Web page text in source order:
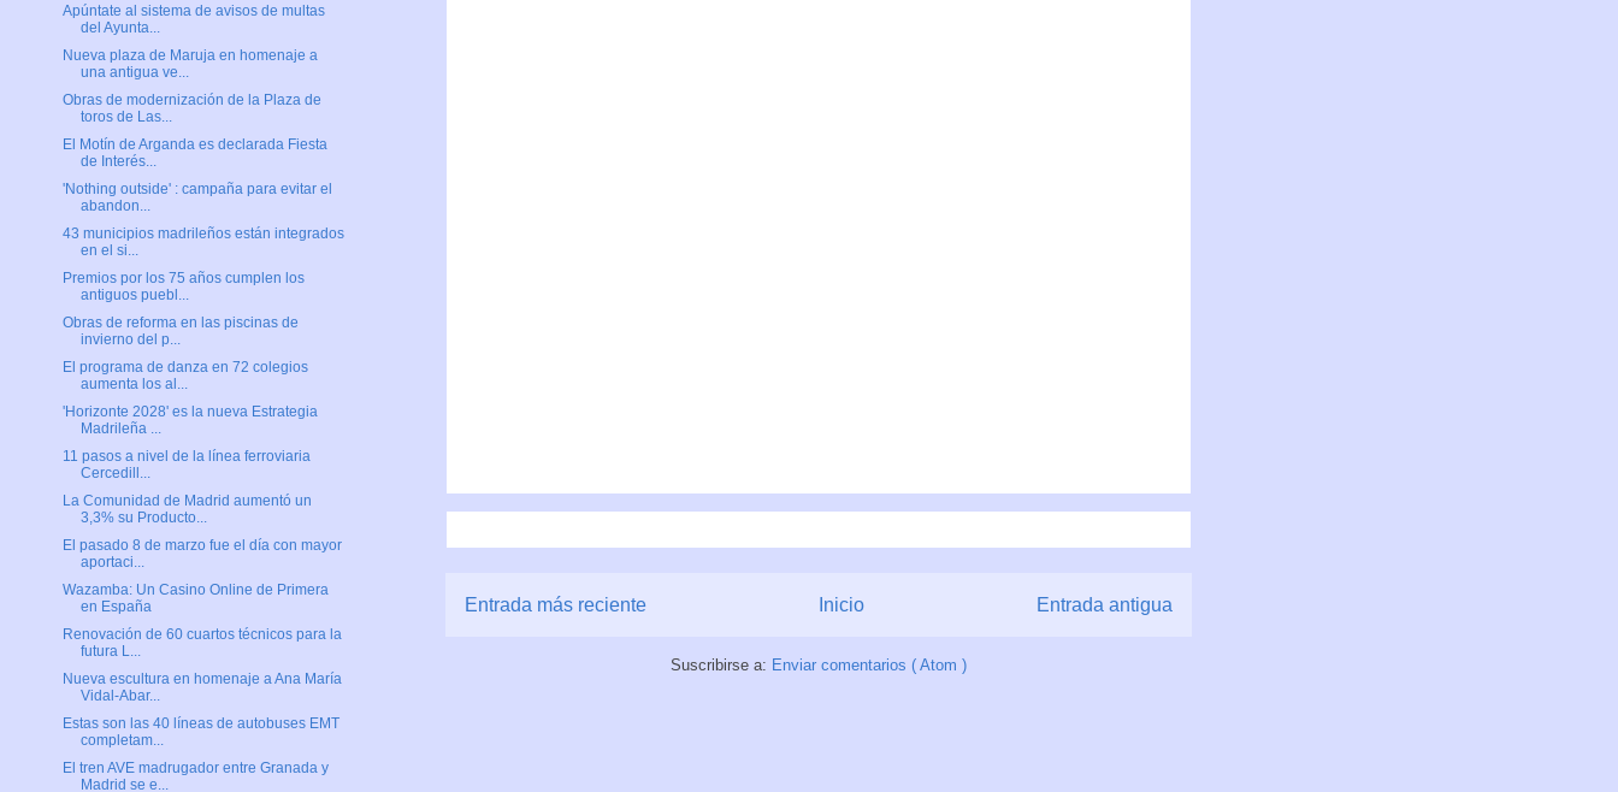
Entrada más reciente Entrada antigua
Inicio
Suscribirse a: Enviar comentarios ( Atom )
Apúntate al sistema de avisos de multas
del Ayunta...
Nueva plaza de Maruja en homenaje a
una antigua ve...
Obras de modernización de la Plaza de
toros de Las...
El Motín de Arganda es declarada Fiesta
de Interés...
'Nothing outside' : campaña para evitar el
abandon...
43 municipios madrileños están integrados
en el si...
Premios por los 75 años cumplen los
antiguos puebl...
Obras de reforma en las piscinas de
invierno del p...
El programa de danza en 72 colegios
aumenta los al...
'Horizonte 2028' es la nueva Estrategia
Madrileña ...
11 pasos a nivel de la línea ferroviaria
Cercedill...
La Comunidad de Madrid aumentó un
3,3% su Producto...
El pasado 8 de marzo fue el día con mayor
aportaci...
Wazamba: Un Casino Online de Primera
en España
Renovación de 60 cuartos técnicos para la
futura L...
Nueva escultura en homenaje a Ana María
Vidal-Abar...
Estas son las 40 líneas de autobuses EMT
completam...
El tren AVE madrugador entre Granada y
Madrid se e...